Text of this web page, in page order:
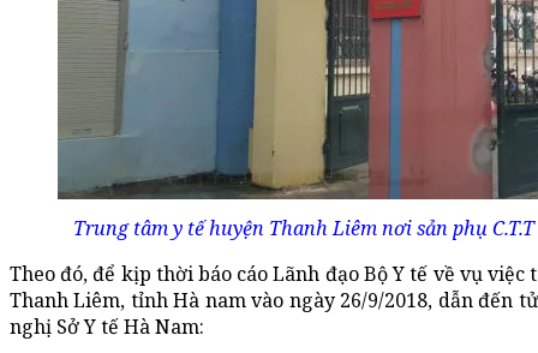
Trung tâm y tế huyện Thanh Liêm nơi sản phụ
Theo đó, để kịp thời báo cáo Lãnh đạo Bộ Y tế về vụ
Thanh Liêm, tỉnh Hà nam vào ngày 26/9/2018, dẫn đến
nghị Sở Y tế Hà Nam: